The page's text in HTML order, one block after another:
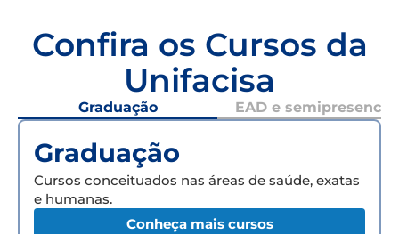
Confira os Cursos da
Unifacisa
Graduação EAD e semipresencial
Graduação
Cursos conceituados nas áreas de saúde, exatas
e humanas.
Conheça mais cursos